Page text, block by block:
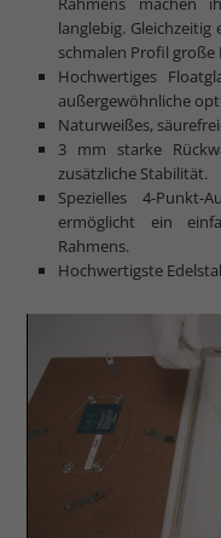
langlebig.
schmalen Profil große
Hochwertiges
außergewöhnliche
Naturweißes,
3 mm starke
zusätzliche Stabilität.
Spezielles 4-
ermöglicht ein
Rahmens.
Hochwertigste